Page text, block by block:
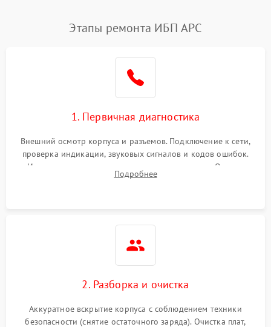
Этапы ремонта ИБП APC
1. Первичная диагностика
Внешний осмотр корпуса и разъемов. Подключение к сети,
проверка индикации, звуковых сигналов и кодов ошибок.
Измерение входного и выходного напряжения. Оценка
реакции ИБП на отключение основного питания без
Подробнее
2. Разборка и очистка
Аккуратное вскрытие корпуса с соблюдением техники
безопасности (снятие остаточного заряда). Очистка плат,